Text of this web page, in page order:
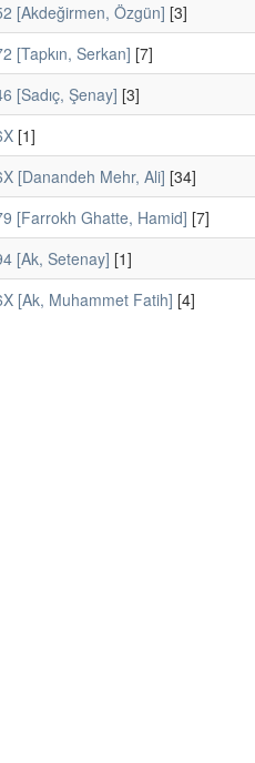
[Akdeğirmen, Özgün] [3]
[Tapkın, Serkan] [7]
[Sadıç, Şenay] [3]
[1]
[Danandeh Mehr, Ali] [34]
[Farrokh Ghatte, Hamid] [7]
[Ak, Setenay] [1]
[Ak, Muhammet Fatih] [4]